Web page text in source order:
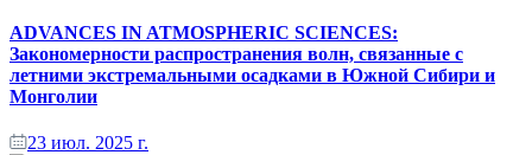
ADVANCES IN ATMOSPHERIC SCIENCES:
Закономерности распространения волн, связанные с
летними экстремальными осадками в Южной Сибири и
Монголии
23 июл. 2025 г.